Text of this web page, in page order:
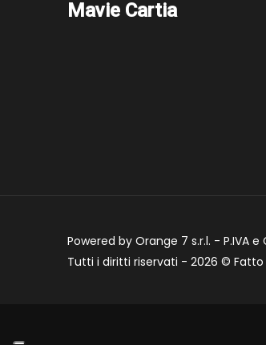
Mavie Cartia
Powered by Orange 7 s.r.l. - P.IVA
Tutti i diritti riservati - 2026 ©